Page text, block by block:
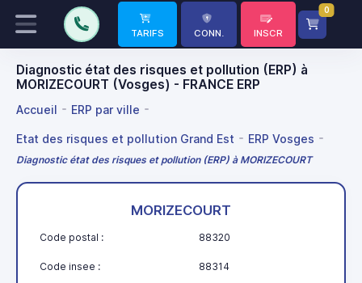
TARIFS CONN. INSCR
0
Diagnostic état des risques et pollution (ERP) à
MORIZECOURT (Vosges) - FRANCE ERP
Accueil ERP par ville
Etat des risques et pollution Grand Est ERP Vosges
Diagnostic état des risques et pollution (ERP) à MORIZECOURT
MORIZECOURT
Code postal : 88320
Code insee : 88314